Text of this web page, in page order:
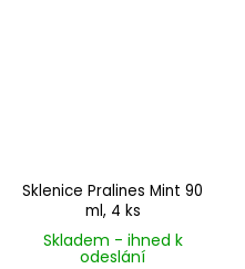
Sklenice Pralines Mint 90
ml, 4 ks
Skladem - ihned k
odeslání